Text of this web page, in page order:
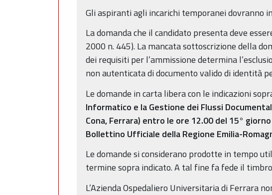
Gli aspiranti agli incarichi temporanei dovranno
La domanda che il candidato presenta deve
2000 n. 445). La mancata sottoscrizione della
dei requisiti per l’ammissione determina
non autenticata di documento valido di identità
Le domande in carta libera con le indicazioni
Informatico e la Gestione dei Flussi
Cona, Ferrara) entro le ore 12.00 del 15°
Bollettino Ufficiale della Regione Emilia-
Le domande si considerano prodotte in tempo
termine sopra indicato. A tal fine fa fede il
L’Azienda Ospedaliero Universitaria di Ferrara